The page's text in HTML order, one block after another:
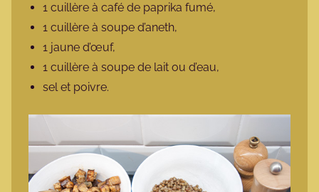
1 cuillère à café de paprika fumé,
1 cuillère à soupe d’aneth,
1 jaune d’œuf,
1 cuillère à soupe de lait ou d’eau,
sel et poivre.